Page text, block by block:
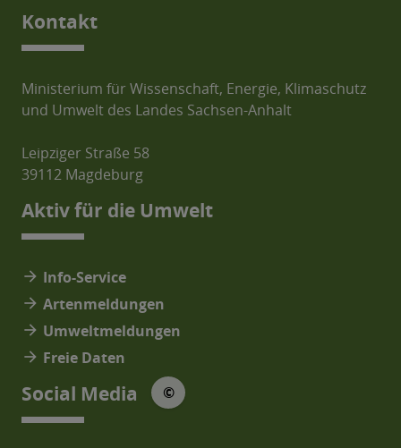
Kontakt
Ministerium für Wissenschaft, Energie, Klimaschutz
und Umwelt des Landes Sachsen-Anhalt
Leipziger Straße 58
39112 Magdeburg
Aktiv für die Umwelt
arrow_forward Info-Service
arrow_forward Artenmeldungen
arrow_forward Umweltmeldungen
arrow_forward Freie Daten
Social Media © © Social Media Icons: jam-